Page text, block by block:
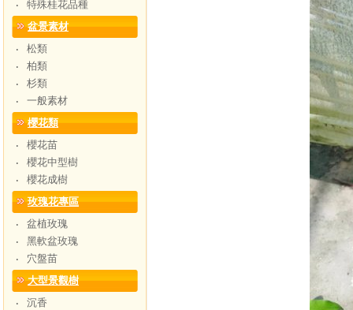
‧
特殊桂花品種
盆景素材
‧
松類
‧
柏類
‧
杉類
‧
一般素材
櫻花類
‧
櫻花苗
‧
櫻花中型樹
‧
櫻花成樹
玫瑰花專區
‧
盆植玫瑰
‧
黑軟盆玫瑰
‧
穴盤苗
大型景觀樹
‧
沉香